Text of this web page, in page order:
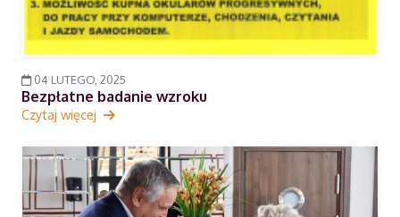
04 LUTEGO, 2025
Bezpłatne badanie wzroku
Czytaj więcej